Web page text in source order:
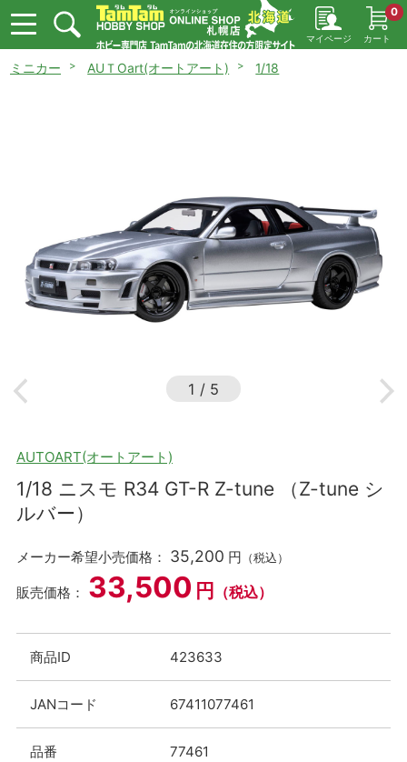
マイページ カート
0
ミニカー AUＴOart(オートアート) 1/18
1 / 5
AUTOART(オートアート)
1/18 ニスモ R34 GT-R Z-tune （Z-tune シ
ルバー）
メーカー希望小売価格： 35,200 円 （税込）
販売価格： 33,500 円 （税込）
商品ID 423633
JANコード 67411077461
品番 77461